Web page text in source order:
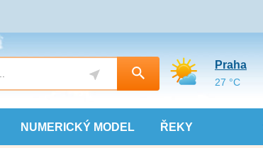
NUMERICKÝ MODEL ŘEKY
Praha
27 °C